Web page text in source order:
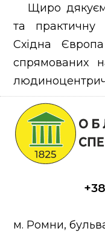
Щиро
та
Східна
спрямованих
м. Ромни,